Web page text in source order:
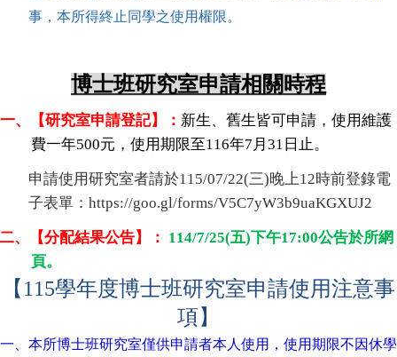
碩
班
學
術
國
家
研
事，本所得終止同學之使用權限。
博士班研究室申請相關時程
一、【研究室申請登記】： 新生、舊生皆可申請，使用維護
費一年500元，使用期限至116年7月31日止。
申請使用研究室者請於115/07/22(三)晚上12時前登錄電
子表單： https://goo.gl/forms/V5C7yW3b9uaKGXUJ2
、【分配結果公告】： 114/7/25(五)下午17:00公告於所網
頁。
【115學年度博士班研究室申請使用注意事
項】
一、本所博士班研究室僅供申請者本人使用，使用期限不因休學